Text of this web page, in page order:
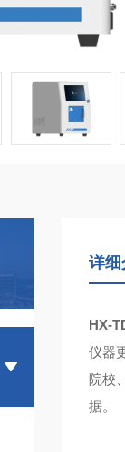
详细
HX-
仪器
院校
据。